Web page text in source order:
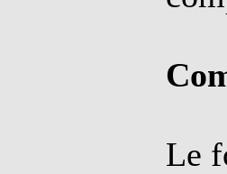
Le